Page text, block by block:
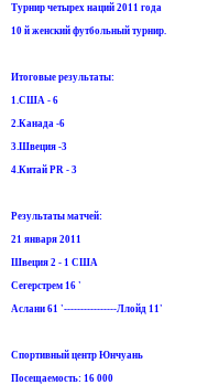
Турнир четырех наций 2011 года
10 й женский футбольный турнир.
Итоговые результаты:
1.США - 6
2.Канада -6
3.Швеция -3
4.Китай PR - 3
Результаты матчей:
21 января 2011
Швеция 2 - 1 США
Сегерстрем 16 '
Аслани 61 '----------------Ллойд 11'
Спортивный центр Юнчуань
Посещаемость: 16 000